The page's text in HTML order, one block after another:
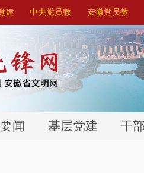
建 中央党员教
育系列平台>
>
安徽党员教
育系列平台>
>
闻 基层党建 干